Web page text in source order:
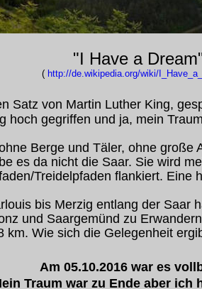
"I Have a
( http://de.wikipedia.org/wiki/
Satz von Martin Luther King,
hoch gegriffen und ja, mein
Berge und Täler, ohne große
es da nicht die Saar. Sie wird
Treidelpfaden flankiert. Eine
bis Merzig entlang der Saar
und Saargemünd zu
km. Wie sich die Gelegenheit
Am 05.10.2016 war es
Traum war zu Ende aber ich